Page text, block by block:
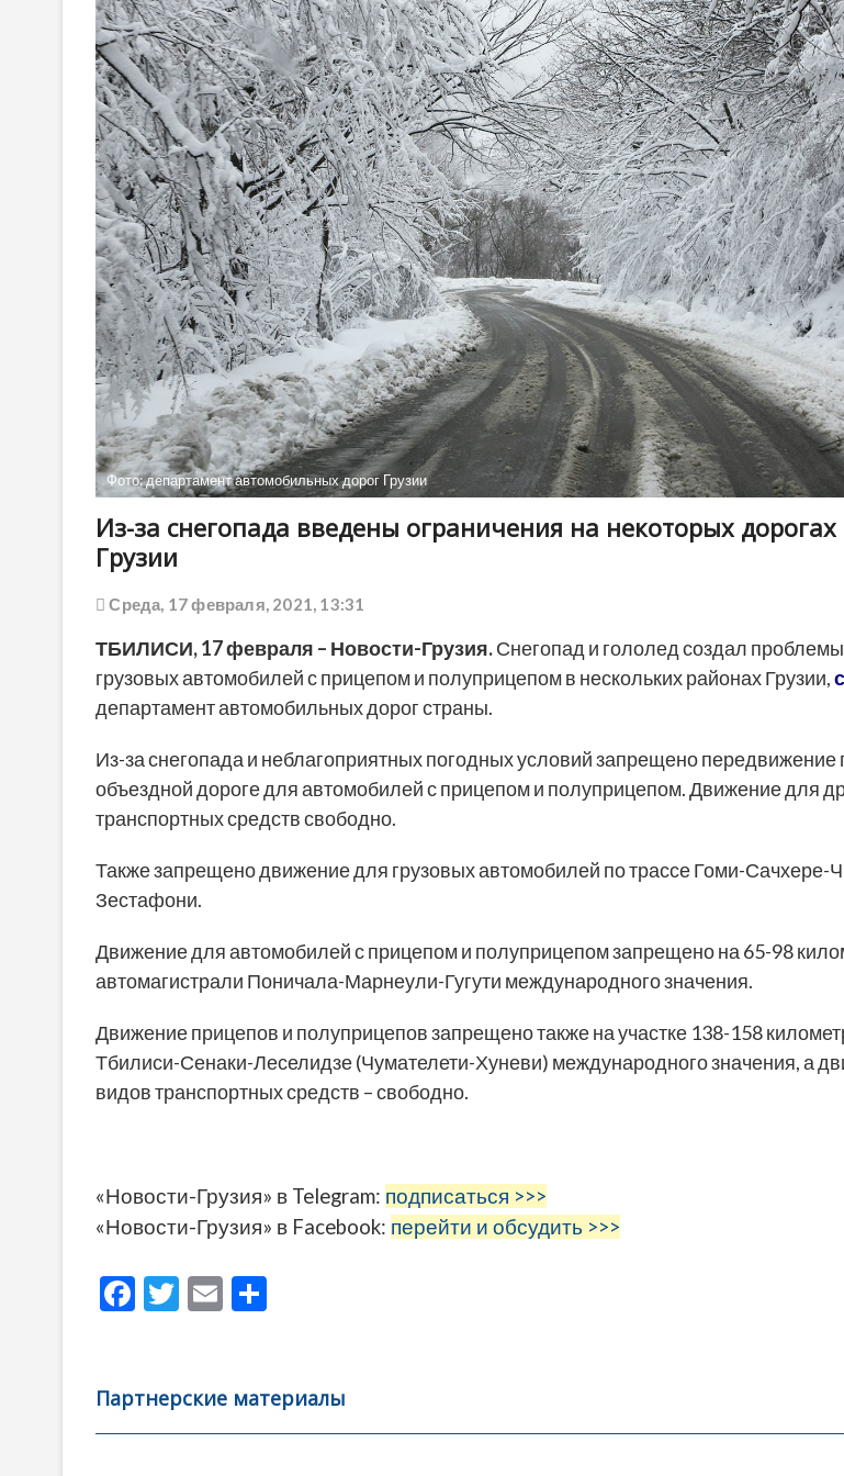
Фото: департамент автомобильных дорог Грузии
Из-за снегопада введены ограничения на некоторых дорогах
Грузии
Среда, 17 февраля, 2021, 13:31
ТБИЛИСИ,17февраля – Новости-Грузия.Снегопад и гололед создал
грузовых автомобилей с прицепом и полуприцепом в нескольких районах Грузии,
департамент автомобильных дорог страны.
Из-за снегопада и неблагоприятных погодных условий запрещено передвижение
объездной дороге для автомобилей с прицепом и полуприцепом. Движение для
транспортных средств свободно.
Также запрещено движение для грузовых автомобилей по трассе Гоми-Сачхере-
Зестафони.
Движение для автомобилей с прицепом и полуприцепом запрещено на 65-98
автомагистрали Поничала-Марнеули-Гугути международного значения.
Движение прицепов и полуприцепов запрещено также на участке 138-158
Тбилиси-Сенаки-Леселидзе (Чумателети-Хуневи) международного значения, а
видов транспортных средств – свободно.
«Новости-Грузия» в Telegram: подписаться >>>
«Новости-Грузия» в Facebook: перейти и обсудить >>>
F
b
o
T
er
E
l
а
в
Партнерские материалы